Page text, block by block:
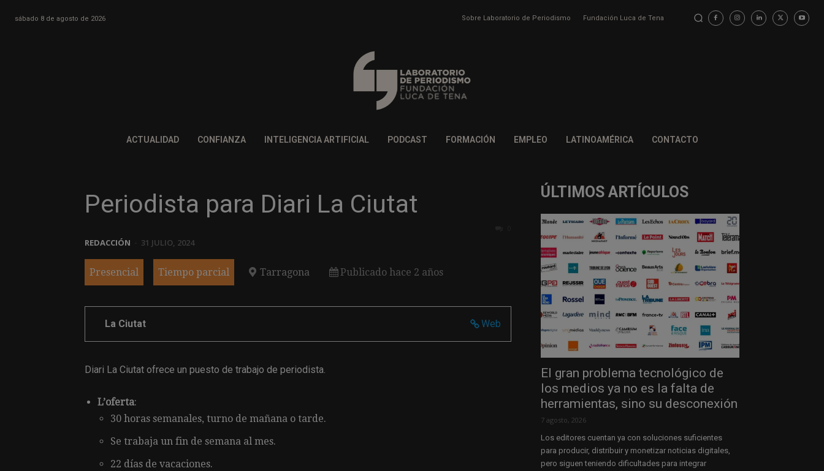
sábado 8 de agosto de 2026 Sobre Laboratorio de Periodismo Fundación Luca de Tena
ACTUALIDAD CONFIANZA INTELIGENCIA ARTIFICIAL PODCAST FORMACIÓN EMPLEO LATINOAMÉRICA CONTACTO
Periodista para Diari La Ciutat
REDACCIÓN 31 JULIO, 2024
Presencial Tiempo parcial Tarragona Publicado hace 2 años
Web
La Ciutat
Diari La Ciutat ofrece un puesto de trabajo de periodista.
L’oferta:
30 horas semanales, turno de mañana o tarde.
Se trabaja un fin de semana al mes.
22 días de vacaciones.
ÚLTIMOS ARTÍCULOS
El gran problema tecnológico de
los medios ya no es la falta de
herramientas, sino su desconexión
7 agosto, 2026
Los editores cuentan ya con soluciones suficientes
para producir, distribuir y monetizar noticias digitales,
pero siguen teniendo dificultades para integrar